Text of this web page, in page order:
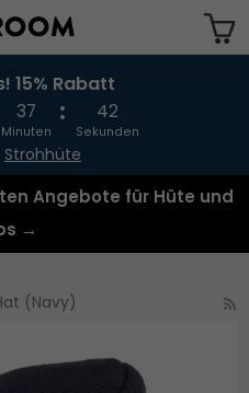
Ihren Warenkorb
15% Rabatt
37
Minuten
42
Sekunden
Strohhüte
Angebote für Hüte und
→
(Navy)